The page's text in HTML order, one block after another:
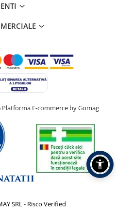
Platforma E-commerce by Gomag